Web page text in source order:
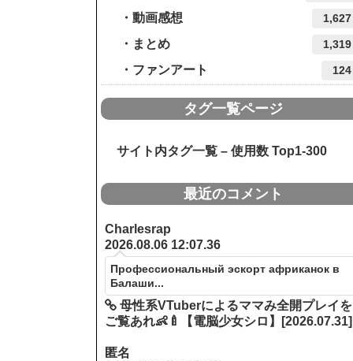
動画感想 1,627
まとめ 1,319
ファンアート 124
タグ一覧ページ
サイト内タグ一覧 – 使用数 Top1-300
最近のコメント
Charlesrap
2026.08.06 12:07.36
Профессиональный эскорт африканок в
Балаши...
母性系VTuberによるママみ全開プレイを
ご覧あれ👶🍼【電脳少女シロ】[2026.07.31]
匿名